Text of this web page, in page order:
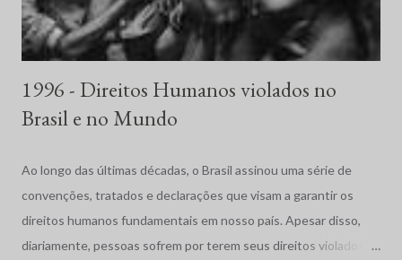
1996 - Direitos Humanos violados no
Brasil e no Mundo
Ao longo das últimas décadas, o Brasil assinou uma série de
convenções, tratados e declarações que visam a garantir os
direitos humanos fundamentais em nosso país. Apesar disso,
diariamente, pessoas sofrem por terem seus direitos violados.